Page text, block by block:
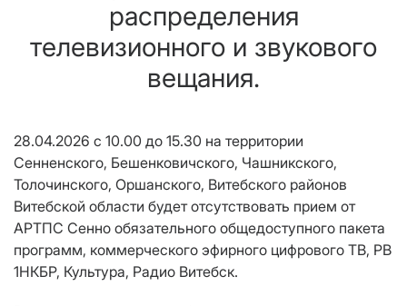
распределения
телевизионного и звукового
вещания.
28.04.2026 с 10.00 до 15.30 на территории
Сенненского, Бешенковичского, Чашникского,
Толочинского, Оршанского, Витебского районов
Витебской области будет отсутствовать прием от
АРТПС Сенно обязательного общедоступного пакета
программ, коммерческого эфирного цифрового ТВ, РВ
1НКБР, Культура, Радио Витебск.